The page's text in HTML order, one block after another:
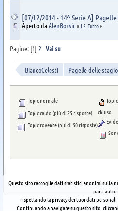
[07/12/2014 - 14^ Serie A]
Aperto da AlenBoksic «1 2 Tutto»
Pagine: [1] 2 Vai su
BiancoCelesti Pagelle delle
Topic normale
Topic caldo (più di 25 risposte)
Topic rovente (più di 50 risposte)
Topic
chiuso
Sitemap XHTML RSS
Questo sito raccoglie dati statistici anonimi sulla
parti
rispettando la privacy dei tuoi dati personali
Continuando a navigare su questo sito,